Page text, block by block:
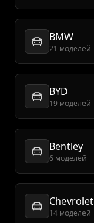
BMW
21 моделей
BYD
19 моделей
Bentley
6 моделей
Chevrolet
14 моделей